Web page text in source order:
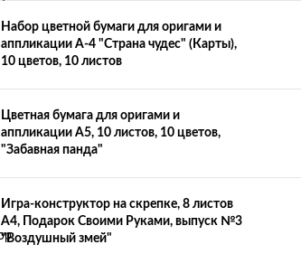
Набор цветной бумаги для оригами и
аппликации А-4 "Страна чудес" (Карты),
10 цветов, 10 листов
Цветная бумага для оригами и
аппликации А5, 10 листов, 10 цветов,
"Забавная панда"
Игра-конструктор на скрепке, 8 листов
А4, Подарок Своими Руками, выпуск №3
"Воздушный змей"